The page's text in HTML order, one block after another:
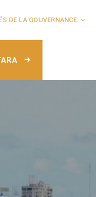
DE LA GOUVERNANCE